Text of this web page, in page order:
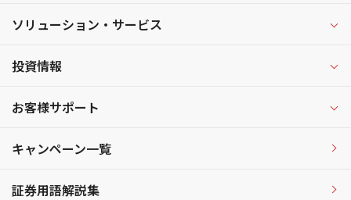
ソリューション・サービス
投資情報
お客様サポート
キャンペーン一覧
証券用語解説集